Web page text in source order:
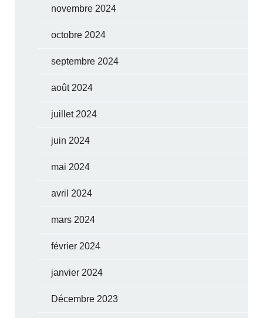
novembre 2024
octobre 2024
septembre 2024
août 2024
juillet 2024
juin 2024
mai 2024
avril 2024
mars 2024
février 2024
janvier 2024
Décembre 2023